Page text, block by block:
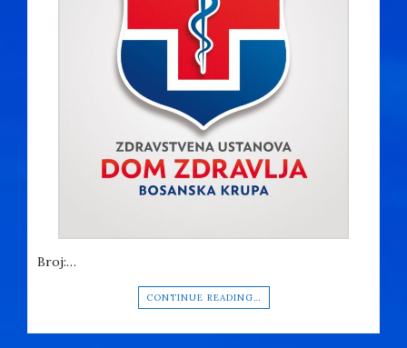
Broj:…
CONTINUE READING…